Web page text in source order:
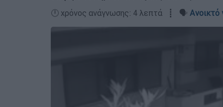
🕛 χρόνος ανάγνωσης: 4 λεπτά ┋ 🗣️ Ανοικτό